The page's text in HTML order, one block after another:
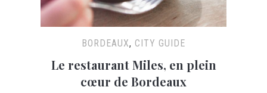
BORDEAUX, CITY GUIDE
Le restaurant Miles, en plein
cœur de Bordeaux